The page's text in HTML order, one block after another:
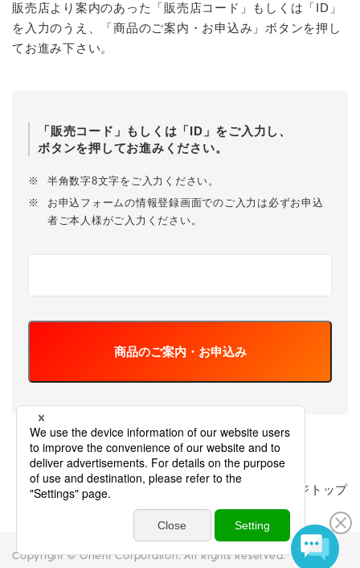
販売店より案内のあった「販売店コード」もしくは「ID」
を入力のうえ、「商品のご案内・お申込み」ボタンを押し
てお進み下さい。
「販売コード」もしくは「ID」をご入力し、
ボタンを押してお進みください。
※
半角数字8文字をご入力ください。
※
お申込フォームの情報登録画面でのご入力は必ずお申込
者ご本人様がご入力ください。
商品のご案内・お申込み
ページトップ
Copyright © Orient Corporation. All Rights Reserved.